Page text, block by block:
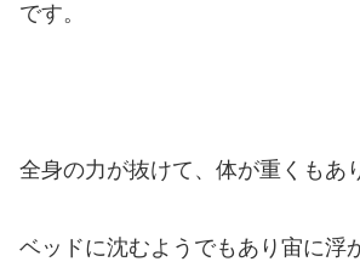
です。
全身の力が抜けて、体が重くもあ
ベッドに沈むようでもあり宙に浮